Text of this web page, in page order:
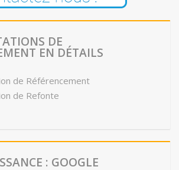
DE
EN DÉTAILS
de Référencement
de Refonte
: GOOGLE